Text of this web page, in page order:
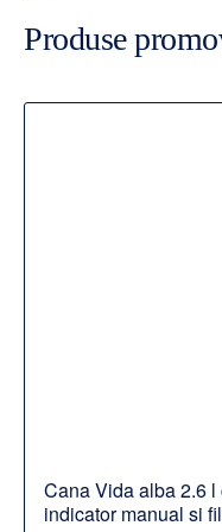
Produse
Cana Vida alba 2.6 l
indicator manual si